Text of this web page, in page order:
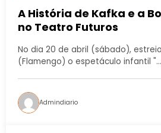
A História de Kafka e a
no Teatro Futuros
No dia 20 de abril (sábado),
(Flamengo) o espetáculo infantil "…
Admindiario